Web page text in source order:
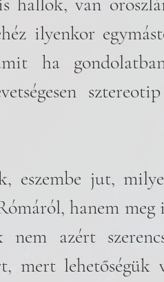
ilyenkor
ha
eszembe jut,
hanem
nem azért
mert lehetőségük